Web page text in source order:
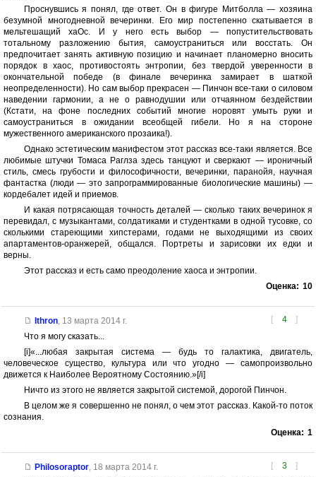
Проснувшись я понял, где ответ. Он в фигуре Митболла — хозяина
безумной многодневной вечеринки. Его мир постепенно скатывается в
мельтешащий хаОс. И у него есть выбор — попустительствовать
тотальному разложению бытия, самоустраниться или восстать. Он
предпочитает занять активную позицию и начинает планомерно вносить
порядок в хаос, противостоять энтропии, без твердой уверенности в
окончательной победе (в финале вечеринка замирает в шаткой
неопределенности). Но сам выбор прекрасен — Пинчон все-таки о силовом
наведении гармонии, а не о равнодушии или отчаянном бездействии
(Кстати, на фоне последних событий многие норовят умыть руки и
самоустраниться в ожидании всеобщей гибели. Но я на стороне
мужественного американского прозаика!).
Однако эстетическим манифестом этот рассказ все-таки является. Все
любимые штучки Томаса Раглза здесь танцуют и сверкают — ироничный
стиль, смесь грубости и философичности, вечеринки, паранойя, научная
фантастка (люди — это запрограммированные биологические машины) —
кордебалет идей и приемов.
И какая потрясающая точность деталей — сколько таких вечеринок я
перевидал, с музыкантами, солдатиками и студентками в одной тусовке, со
сколькими стареющими хипстерами, годами не выходящими из своих
апартаментов-оранжерей, общался. Портреты и зарисовки их едки и
верны.
Этот рассказ и есть само преодоление хаоса и энтропии.
Оценка: 10
[ 4 ]
Ithron, 13 марта 2014 г.
Что я могу сказать...
[i]«...любая закрытая система — будь то галактика, двигатель,
человеческое существо, культура или что угодно — самопроизвольно
движется к Наиболее Вероятному Состоянию.»[/i]
Ничто из этого не является закрытой системой, дорогой Пинчон.
В целом же я совершенно не понял, о чем этот рассказ. Какой-то поток
сознания.
Оценка: 1
[ 3 ]
Philosoraptor, 18 марта 2014 г.